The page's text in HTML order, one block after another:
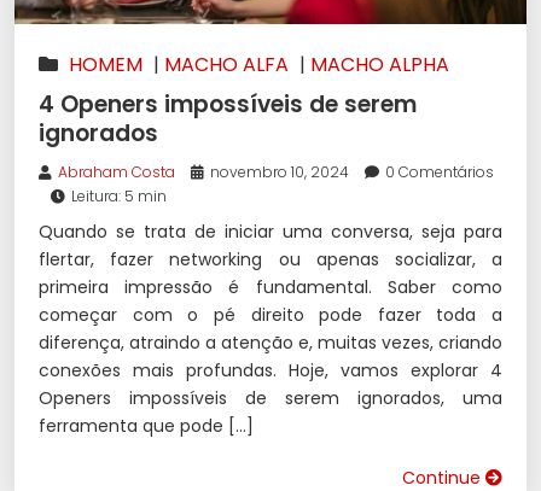
HOMEM | MACHO ALFA | MACHO ALPHA
4 Openers impossíveis de serem
ignorados
Abraham Costa novembro 10, 2024
0 Comentários
Leitura: 5 min
Quando se trata de iniciar uma conversa, seja para
flertar, fazer networking ou apenas socializar, a
primeira impressão é fundamental. Saber como
começar com o pé direito pode fazer toda a
diferença, atraindo a atenção e, muitas vezes, criando
conexões mais profundas. Hoje, vamos explorar 4
Openers impossíveis de serem ignorados, uma
ferramenta que pode […]
Continue